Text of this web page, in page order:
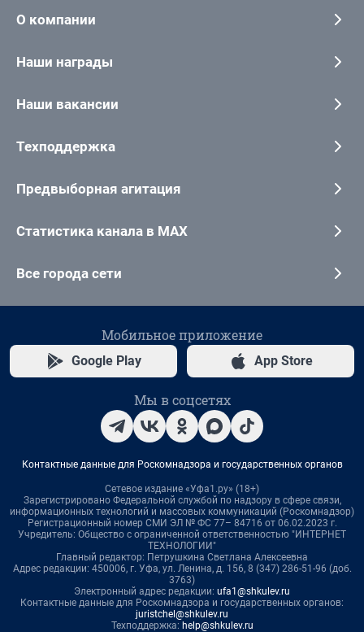
О компании
Наши награды
Наши вакансии
Техподдержка
Предвыборная агитация
Статистика канала в MAX
Все города сети
Мобильное приложение
Google Play App Store
Мы в соцсетях
Контактные данные для Роскомнадзора и государственных органов
Сетевое издание «Уфа1.ру» (18+)
Зарегистрировано Федеральной службой по надзору в сфере связи,
информационных технологий и массовых коммуникаций (Роскомнадзор)
Регистрационный номер СМИ ЭЛ № ФС 77– 84716 от 06.02.2023 г.
Учредитель: Общество с ограниченной ответственностью "ИНТЕРНЕТ
ТЕХНОЛОГИИ"
Главный редактор: Петрушкина Светлана Алексеевна
Адрес редакции: 450006, г. Уфа, ул. Ленина, д. 156, 8 (347) 286-51-96 (доб.
3763)
Электронный адрес редакции: ufa1@shkulev.ru
Контактные данные для Роскомнадзора и государственных органов:
juristchel@shkulev.ru
Техподдержка: help@shkulev.ru